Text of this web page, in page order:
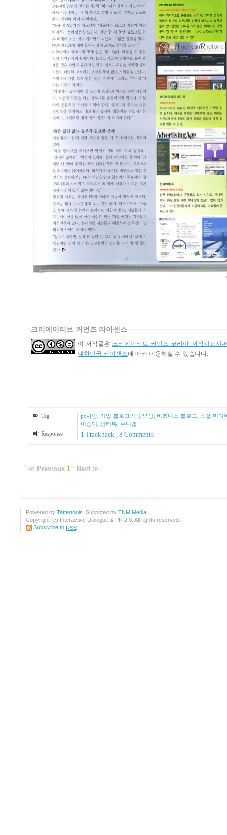
크리에이티브 커먼즈 라이센스
이 저작물은 크리에이티브 커먼즈 코리아 저작자표시-
대한민국 라이센스에 따라 이용하실 수 있습니다.
Tag pc사랑, 기업 블로그의 중요성 비즈니스 블로그
소셜 미디
이중대
인터뷰, 쥬니캡
Response
1 Trackback , 8 Comments
≪ Previous 1 : Next ≫
Powered by Tattertools . Suppoted by TNM Media
Copyright (c) Interactive Dialogue & PR 2.0. All rights reserved.
Subscribe to RSS